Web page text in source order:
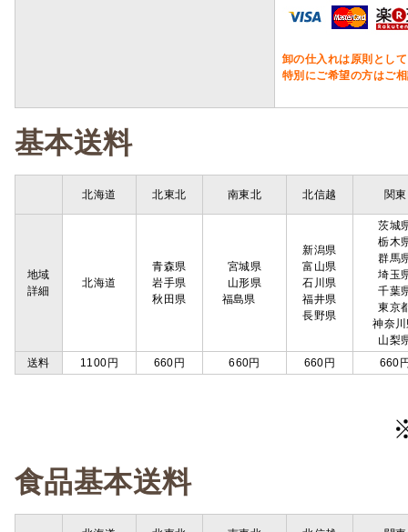
卸の仕入れは原則とし
特別にご希望の方はご
基本送料
北海道 北東北 南東北 北信越 関東
地域
詳細
北海道
青森県
岩手県
秋田県
宮城県
山形県
福島県
新潟県
富山県
石川県
福井県
長野県
茨城
栃木
群馬
埼玉
千葉
東京
神奈
山梨
送料
1100円 660円 660円 660円 660
食品基本送料